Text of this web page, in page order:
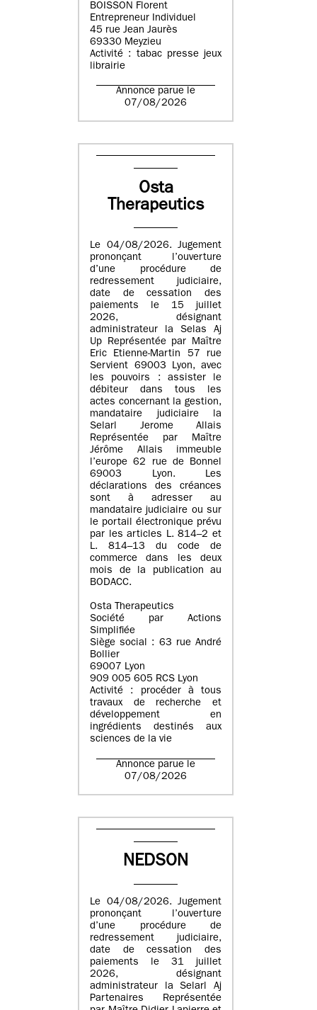
BOISSON Florent
Entrepreneur Individuel
45 rue Jean Jaurès
69330 Meyzieu
Activité : tabac presse jeux
librairie
Annonce parue le
07/08/2026
Osta
Therapeutics
Le 04/08/2026. Jugement
prononçant l’ouverture
d’une procédure de
redressement judiciaire,
date de cessation des
paiements le 15 juillet
2026, désignant
administrateur la Selas Aj
Up Représentée par Maître
Eric Etienne-Martin 57 rue
Servient 69003 Lyon, avec
les pouvoirs : assister le
débiteur dans tous les
actes concernant la gestion,
mandataire judiciaire la
Selarl Jerome Allais
Représentée par Maître
Jérôme Allais immeuble
l’europe 62 rue de Bonnel
69003 Lyon. Les
déclarations des créances
sont à adresser au
mandataire judiciaire ou sur
le portail électronique prévu
par les articles L. 814–2 et
L. 814–13 du code de
commerce dans les deux
mois de la publication au
BODACC.
Osta Therapeutics
Société par Actions
Simplifiée
Siège social : 63 rue André
Bollier
69007 Lyon
909 005 605 RCS Lyon
Activité : procéder à tous
travaux de recherche et
développement en
ingrédients destinés aux
sciences de la vie
Annonce parue le
07/08/2026
NEDSON
Le 04/08/2026. Jugement
prononçant l’ouverture
d’une procédure de
redressement judiciaire,
date de cessation des
paiements le 31 juillet
2026, désignant
administrateur la Selarl Aj
Partenaires Représentée